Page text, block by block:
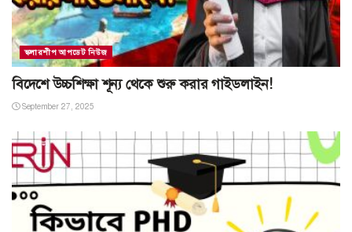
স্কলারশীপ আপডেট নিউজ
বিদেশে উচ্চশিক্ষা শূন্য থেকে শুরু করার গাইডলাইন!
September 27, 2025